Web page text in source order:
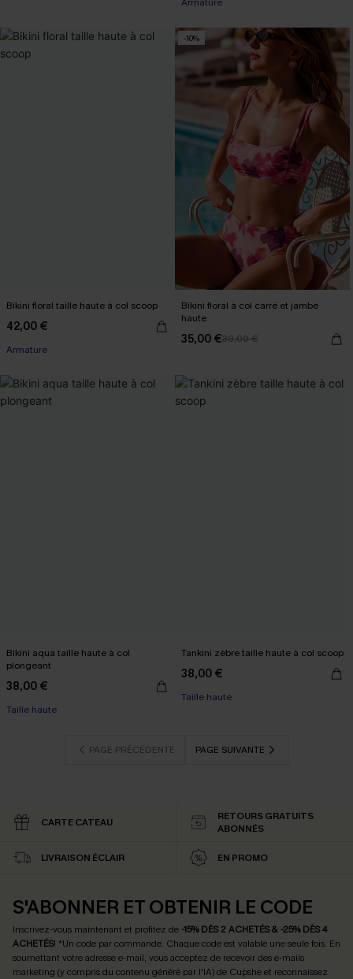
Bikini floral taille haute à col scoop
42,00 €
Armature
-10%
Bikini floral à col carré et jambe
haute
35,00 €39,00 €
Bikini aqua taille haute à col
plongeant
38,00 €
Taille haute
Tankini zèbre taille haute à col scoop
38,00 €
Taille haute
PAGE PRÉCÉDENTE PAGE SUIVANTE
CARTE CATEAU
RETOURS GRATUITS
ABONNÉS
LIVRAISON ÉCLAIR EN PROMO
S'ABONNER ET OBTENIR LE CODE
Inscrivez-vous maintenant et profitez de -15% DÈS 2 ACHETÉS & -25% DÈS 4
ACHETÉS! *Un code par commande. Chaque code est valable une seule fois. En
soumettant votre adresse e-mail, vous acceptez de recevoir des e-mails
marketing (y compris du contenu généré par l'IA) de Cupshe et reconnaissez